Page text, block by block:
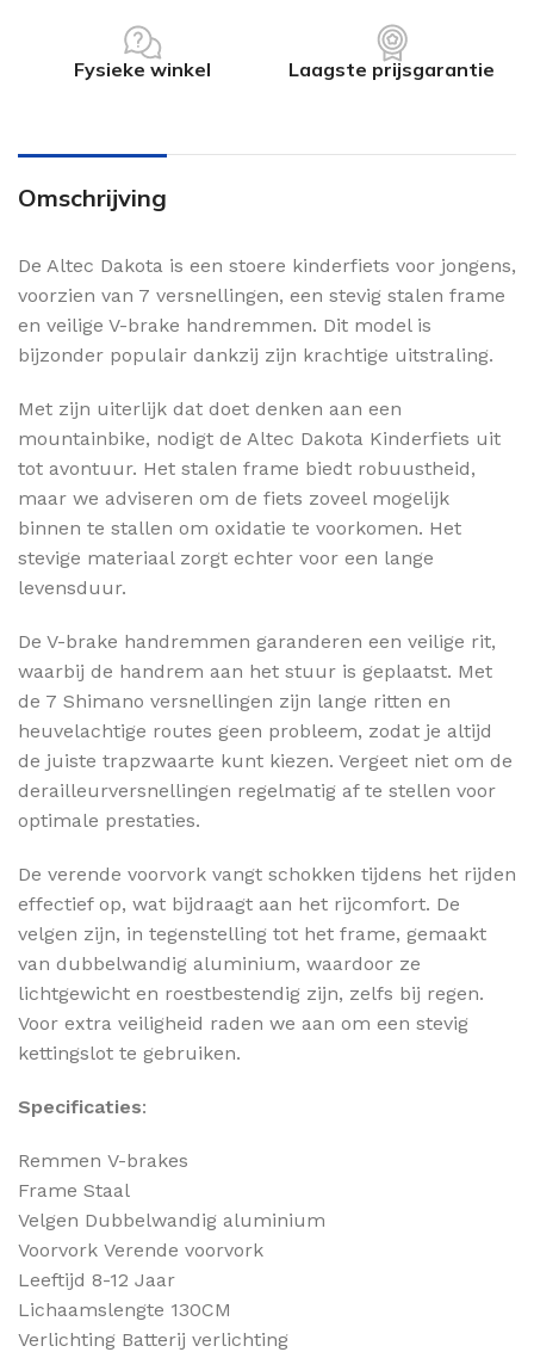
Fysieke winkel Laagste prijsgarantie
Omschrijving
De Altec Dakota is een stoere kinderfiets voor jongens,
voorzien van 7 versnellingen, een stevig stalen frame
en veilige V-brake handremmen. Dit model is
bijzonder populair dankzij zijn krachtige uitstraling.
Met zijn uiterlijk dat doet denken aan een
mountainbike, nodigt de Altec Dakota Kinderfiets uit
tot avontuur. Het stalen frame biedt robuustheid,
maar we adviseren om de fiets zoveel mogelijk
binnen te stallen om oxidatie te voorkomen. Het
stevige materiaal zorgt echter voor een lange
levensduur.
De V-brake handremmen garanderen een veilige rit,
waarbij de handrem aan het stuur is geplaatst. Met
de 7 Shimano versnellingen zijn lange ritten en
heuvelachtige routes geen probleem, zodat je altijd
de juiste trapzwaarte kunt kiezen. Vergeet niet om de
derailleurversnellingen regelmatig af te stellen voor
optimale prestaties.
De verende voorvork vangt schokken tijdens het rijden
effectief op, wat bijdraagt aan het rijcomfort. De
velgen zijn, in tegenstelling tot het frame, gemaakt
van dubbelwandig aluminium, waardoor ze
lichtgewicht en roestbestendig zijn, zelfs bij regen.
Voor extra veiligheid raden we aan om een stevig
kettingslot te gebruiken.
Specificaties:
Remmen V-brakes
Frame Staal
Velgen Dubbelwandig aluminium
Voorvork Verende voorvork
Leeftijd 8-12 Jaar
Lichaamslengte 130CM
Verlichting Batterij verlichting